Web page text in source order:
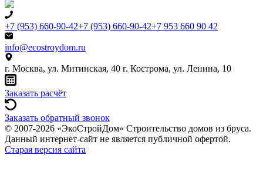
+7 (953) 660-90-42+7 (953) 660-90-42+7 953 660 90 42
info@ecostroydom.ru
г. Москва, ул. Митинская, 40 г. Кострома, ул. Ленина, 10
Заказать расчёт
Заказать обратный звонок
© 2007-2026 «ЭкоСтройДом» Строительство домов из бруса.
Данный интернет-сайт не является публичной офертой.
Старая версия сайта